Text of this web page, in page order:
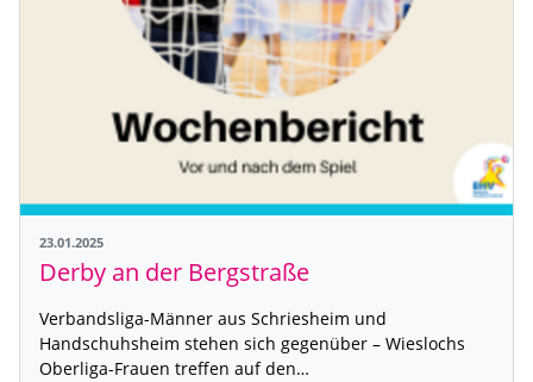
23.01.2025
Derby an der Bergstraße
Verbandsliga-Männer aus Schriesheim und
Handschuhsheim stehen sich gegenüber – Wieslochs
Oberliga-Frauen treffen auf den…